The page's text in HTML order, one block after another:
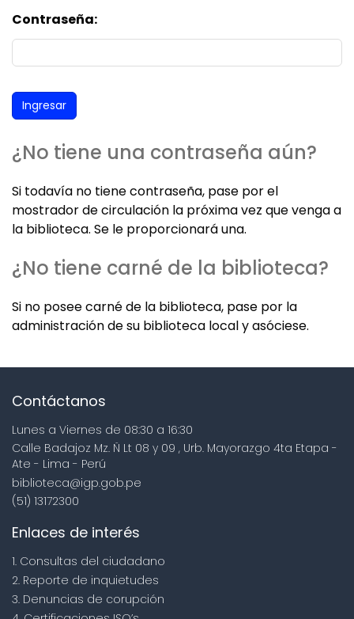
Contraseña:
¿No tiene una contraseña aún?
Si todavía no tiene contraseña, pase por el
mostrador de circulación la próxima vez que venga a
la biblioteca. Se le proporcionará una.
¿No tiene carné de la biblioteca?
Si no posee carné de la biblioteca, pase por la
administración de su biblioteca local y asóciese.
Contáctanos
Lunes a Viernes de 08:30 a 16:30
Calle Badajoz Mz. Ñ Lt 08 y 09 , Urb. Mayorazgo 4ta Etapa -
Ate - Lima - Perú
biblioteca@igp.gob.pe
(51) 13172300
Enlaces de interés
1. Consultas del ciudadano
2. Reporte de inquietudes
3. Denuncias de corupción